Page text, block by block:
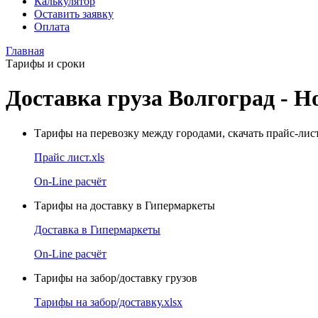
Оставить заявку
Оплата
Главная
Тарифы и сроки
Доставка груза Волгоград -
Тарифы на перевозку между городами, скачать прайс-
Прайс лист.xls
On-Line расчёт
Тарифы на доставку в Гипермаркеты
Доставка в Гипермаркеты
On-Line расчёт
Тарифы на забор/доставку грузов
Тарифы на забор/доставку.xlsx